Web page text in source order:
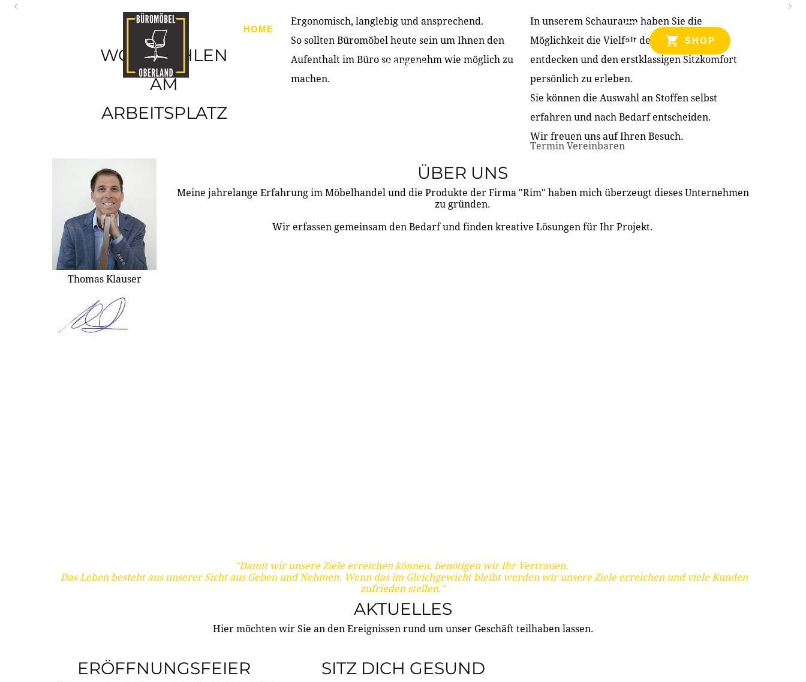
HOME PRODUKTE ÜBER UNS PARTNER & REFERENZEN
KONTAKT
SHOP
WOHLFÜHLEN
AM
ARBEITSPLATZ
Ergonomisch, langlebig und ansprechend.
So sollten Büromöbel heute sein um Ihnen den
Aufenthalt im Büro so angenehm wie möglich zu
machen.
In unserem Schauraum haben Sie die
Möglichkeit die Vielfalt der Produkte zu
entdecken und den erstklassigen Sitzkomfort
persönlich zu erleben.
Sie können die Auswahl an Stoffen selbst
erfahren und nach Bedarf entscheiden.
Wir freuen uns auf Ihren Besuch.
Termin Vereinbaren
Thomas Klauser
ÜBER UNS
Meine jahrelange Erfahrung im Möbelhandel und die Produkte der Firma "Rim" haben mich überzeugt dieses Unternehmen
zu gründen.
Wir erfassen gemeinsam den Bedarf und finden kreative Lösungen für Ihr Projekt.
"Damit wir unsere Ziele erreichen können, benötigen wir Ihr Vertrauen.
Das Leben besteht aus unserer Sicht aus Geben und Nehmen. Wenn das im Gleichgewicht bleibt werden wir unsere Ziele erreichen und viele Kunden
zufrieden stellen."
AKTUELLES
Hier möchten wir Sie an den Ereignissen rund um unser Geschäft teilhaben lassen.
ERÖFFNUNGSFEIER SITZ DICH GESUND